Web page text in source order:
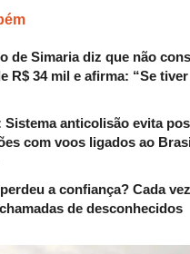
de Simaria diz que não
R$ 34 mil e afirma: “Se
Sistema anticolisão evita
com voos ligados ao
a confiança? Cada
de desconhecidos